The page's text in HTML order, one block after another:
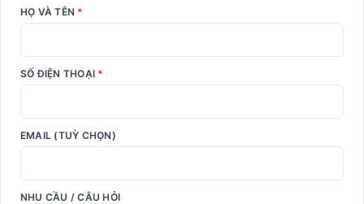
HỌ VÀ TÊN *
SỐ ĐIỆN THOẠI *
EMAIL (TUỲ CHỌN)
NHU CẦU / CÂU HỎI